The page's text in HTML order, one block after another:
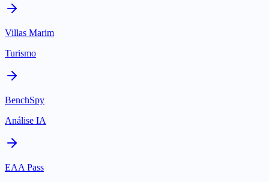
Villas Marim
Turismo
BenchSpy
Análise IA
EAA Pass